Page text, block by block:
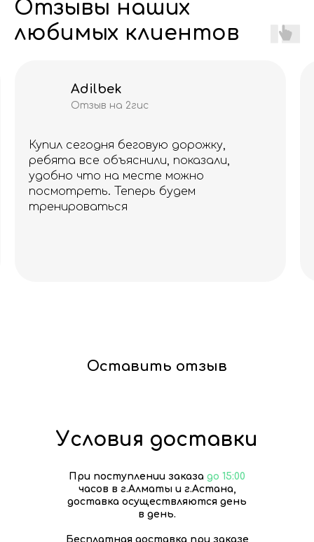
Отзывы наших
любимых клиентов
Adilbek
Отзыв на 2гис
Купил сегодня беговую дорожку,
ребята все объяснили, показали,
удобно что на месте можно
посмотреть. Теперь будем
тренироваться
Оставить отзыв
При поступлении заказа до 15:00
часов в г.Алматы и г.Астана,
доставка осуществляются день
в день.
Бесплатная доставка при заказе
Условия доставки